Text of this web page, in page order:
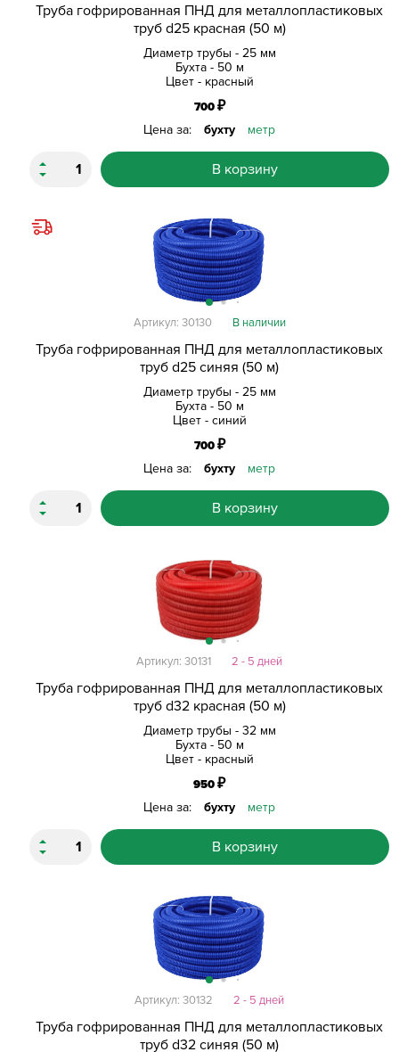
Труба гофрированная ПНД для металлопластиковых
труб d25 красная (50 м)
Диаметр трубы - 25 мм
Бухта - 50 м
Цвет - красный
700₽
Цена за: бухту метр
В корзину
Труба гофрированная ПНД для металлопластиковых
труб d25 синяя (50 м)
Диаметр трубы - 25 мм
Бухта - 50 м
Цвет - синий
Артикул: 30130 В наличии
700₽
Цена за: бухту метр
В корзину
Труба гофрированная ПНД для металлопластиковых
труб d32 красная (50 м)
Диаметр трубы - 32 мм
Бухта - 50 м
Цвет - красный
Артикул: 30131 2 - 5 дней
950₽
Цена за: бухту метр
В корзину
Труба гофрированная ПНД для металлопластиковых
труб d32 синяя (50 м)
Артикул: 30132 2 - 5 дней